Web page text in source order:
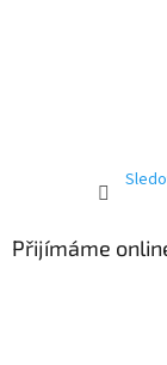
Přijímáme